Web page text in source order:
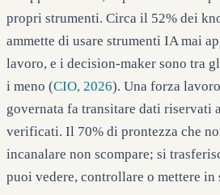
propri strumenti. Circa il 52% dei
ammette di usare strumenti IA mai
lavoro, e i decision-maker sono tra
i meno (CIO, 2026). Una forza
governata fa transitare dati riservati
verificati. Il 70% di prontezza che
incanalare non scompare; si
puoi vedere, controllare o mettere in